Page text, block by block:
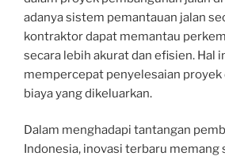
adanya sistem pemantauan jalan
kontraktor dapat memantau
secara lebih akurat dan efisien. Hal
mempercepat penyelesaian proyek
biaya yang dikeluarkan.
Dalam menghadapi tantangan
Indonesia, inovasi terbaru memang